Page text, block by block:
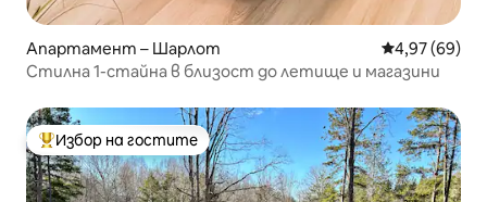
Апартамент – Шарлот Средна
4,97 (69)
Стилна 1-стайна в близост до летище и магазини
Най-популярен избор на гостите
Избор на гостите